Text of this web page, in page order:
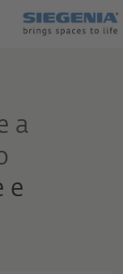
a
e